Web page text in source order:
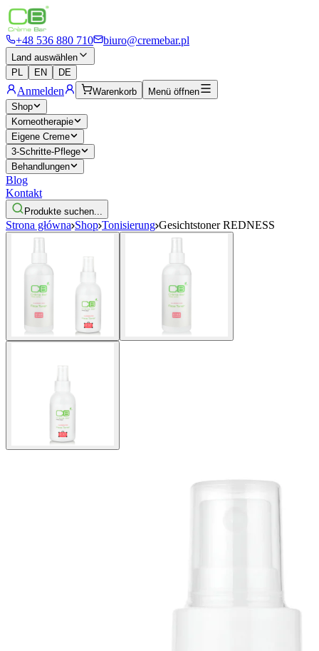
+48 536 880 710 biuro@cremebar.pl
Land auswählen
PL
EN DE
Anmelden Warenkorb
Menü öffnen
Shop
Korneotherapie
Eigene Creme
3-Schritte-Pflege
Behandlungen
Blog
Kontakt
Produkte suchen...
Strona główna Shop Tonisierung Gesichtstoner REDNESS